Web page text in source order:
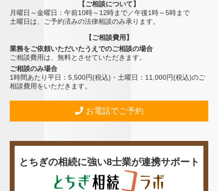
【ご相談について】
月曜日～金曜日：午前10時～12時まで／午後1時～5時まで
土曜日は、ご予約済みの法律相談のみ承ります。
【ご相談費用】
業務をご依頼いただいたうえでのご相談の場合
ご相談費用は、無料とさせていただきます。
ご相談のみ場合
1時間あたり平日：5,500円(税込)・土曜日：11,000円(税込)のご
相談費用をいただきます。
お電話でご予約
とちぎの相続に強い8士業が連携サポート